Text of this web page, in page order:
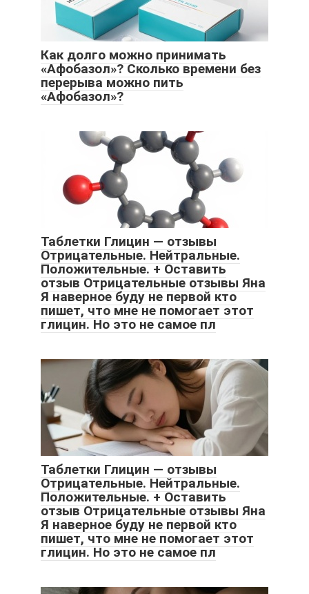
Как долго можно принимать
«Афобазол»? Сколько времени без
перерыва можно пить
«Афобазол»?
Таблетки Глицин — отзывы
Отрицательные. Нейтральные.
Положительные. + Оставить
отзыв Отрицательные отзывы Яна
Я наверное буду не первой кто
пишет, что мне не помогает этот
глицин. Но это не самое пл
Таблетки Глицин — отзывы
Отрицательные. Нейтральные.
Положительные. + Оставить
отзыв Отрицательные отзывы Яна
Я наверное буду не первой кто
пишет, что мне не помогает этот
глицин. Но это не самое пл